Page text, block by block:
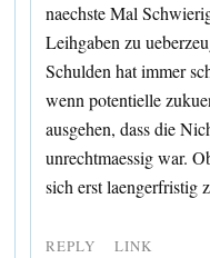
naechste Mal
Leihgaben zu
Schulden hat immer
wenn potentielle
ausgehen, dass die
unrechtmaessig war.
sich erst laengerfristig
REPLY LINK